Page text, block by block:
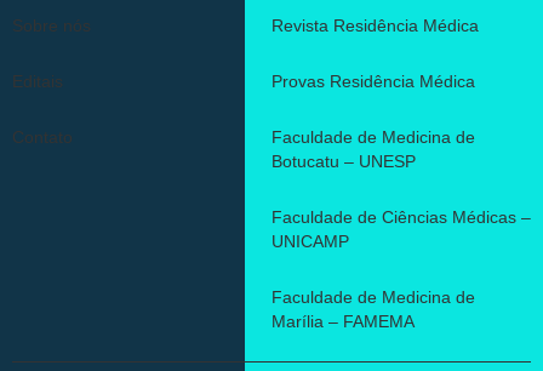
Sobre nós
Editais
Contato
Revista Residência Médica
Provas Residência Médica
Faculdade de Medicina de
Botucatu – UNESP
Faculdade de Ciências Médicas –
UNICAMP
Faculdade de Medicina de
Marília – FAMEMA